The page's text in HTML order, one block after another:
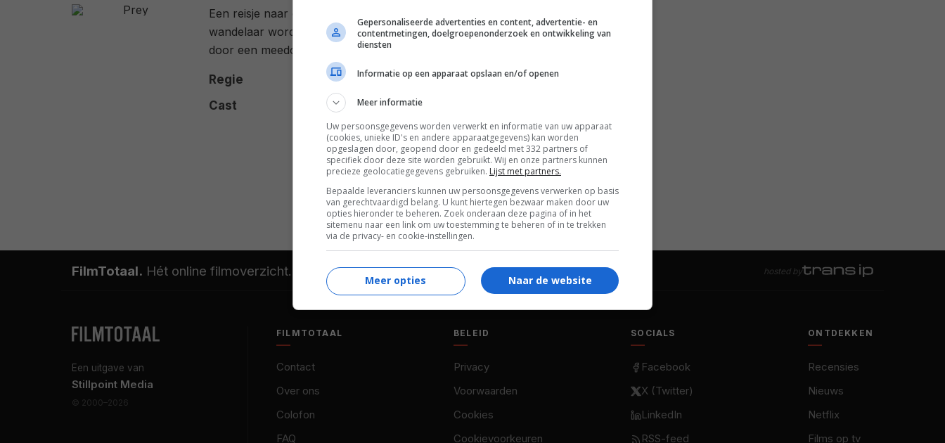
Een reisje naar de wildernis verandert in een dodelijk spel. Vijf ruziënde
wandelaar worden zonder verklaring achterna gezeten en opgejaagd
door een meedogenloze jager.
Regie Thomas Sieben.
Cast
Maria Ehrich,David Kross
Steinbacher,Hanno Koffler,Yung Ngo,Livia
Matthes,Robert Finster,Nellie Thalbach.
FilmTotaal. Hét online filmoverzicht. hosted by
Een uitgave van
Stillpoint Media
© 2000–2026
FILMTOTAAL
Contact
Over ons
Colofon
FAQ
BELEID
Privacy
Voorwaarden
Cookies
Cookievoorkeuren
SOCIALS
Facebook
X (Twitter)
LinkedIn
RSS-feed
ONTDEKKEN
Recensies
Nieuws
Netflix
Films op tv
Gepersonaliseerde advertenties en content, advertentie- en
contentmetingen, doelgroepenonderzoek en ontwikkeling van
diensten
Informatie op een apparaat opslaan en/of openen
Meer informatie
Uw persoonsgegevens worden verwerkt en informatie van uw apparaat
(cookies, unieke ID's en andere apparaatgegevens) kan worden
opgeslagen door, geopend door en gedeeld met 332 partners of
specifiek door deze site worden gebruikt. Wij en onze partners kunnen
precieze geolocatiegegevens gebruiken. Lijst met partners.
Bepaalde leveranciers kunnen uw persoonsgegevens verwerken op basis
van gerechtvaardigd belang. U kunt hiertegen bezwaar maken door uw
opties hieronder te beheren. Zoek onderaan deze pagina of in het
sitemenu naar een link om uw toestemming te beheren of in te trekken
via de privacy- en cookie-instellingen.
Naar de website
Meer opties